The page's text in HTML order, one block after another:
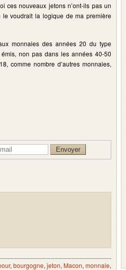
ces nouveaux jetons n’ont-ils pas un
voudrait la logique de ma première
monnaies des années 20 du type
non pas dans les années 40-50
comme nombre d’autres monnaies,
, bourgogne, jeton,Macon,monnaie,